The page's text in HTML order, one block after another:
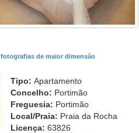
fotografias de maior dimensão
Tipo: Apartamento
Concelho: Portimão
Freguesia: Portimão
Local/Praia: Praia da Rocha
Licença: 63826